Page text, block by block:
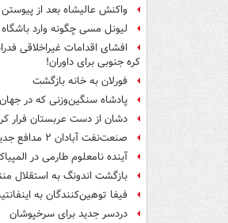
واکنش عالیشاه بعد از
لیونل مسی چگونه وارد
افشای اقدامات غیراخلاقی
کره جنوبی برای داوران!
فورلان به خانه بازگشت
پادشاه سنگین‌وزنی که در
دشان از دست عربستان فرار
صنعت‌نفت آبادان ۲ مدافع جدید جذب کرد
آینده نامعلوم طارمی در
بازگشت اندونگ به استقلال
فیفا توهین‌کنندگان به
دردسر جدید برای سرخپوشان